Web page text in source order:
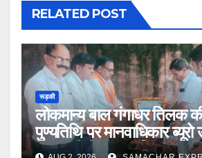
RELATED POST
रूड़की
लोकमान्य बाल गंगाधर तिलक
पुण्यतिथि पर मानवाधिकार
दी भावभीनी श्रद्धांजलि